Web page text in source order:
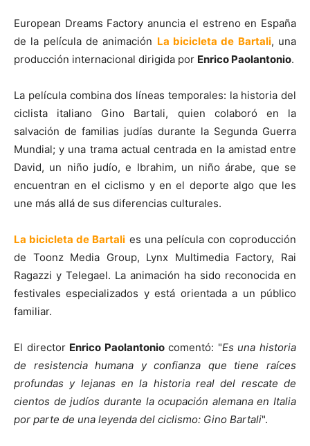
European Dreams Factory anuncia el estreno en España
de la película de animación La bicicleta de Bartali, una
producción internacional dirigida por Enrico Paolantonio.
La película combina dos líneas temporales: la historia del
ciclista italiano Gino Bartali, quien colaboró en la
salvación de familias judías durante la Segunda Guerra
Mundial; y una trama actual centrada en la amistad entre
David, un niño judío, e Ibrahim, un niño árabe, que se
encuentran en el ciclismo y en el deporte algo que les
une más allá de sus diferencias culturales.
La bicicleta de Bartali es una película con coproducción
de Toonz Media Group, Lynx Multimedia Factory, Rai
Ragazzi y Telegael. La animación ha sido reconocida en
festivales especializados y está orientada a un público
familiar.
El director Enrico Paolantoniocomentó: "Es una historia
de resistencia humana y confianza que tiene raíces
profundas y lejanas en la historia real del rescate de
cientos de judíos durante la ocupación alemana en Italia
por parte de una leyenda del ciclismo: Gino Bartali".